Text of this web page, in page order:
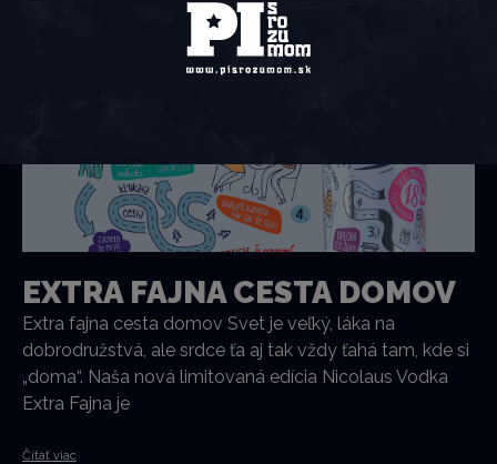
EXTRA FAJNA CESTA DOMOV
Extra fajna cesta domov Svet je veľký, láka na
dobrodružstvá, ale srdce ťa aj tak vždy ťahá tam, kde si
„doma“. Naša nová limitovaná edícia Nicolaus Vodka
Extra Fajna je
Čítať viac